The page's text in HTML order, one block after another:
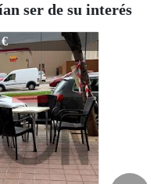
ser de su interés
€